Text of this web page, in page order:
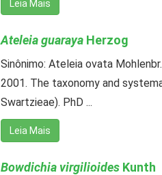
Leia Mais
Ateleia guaraya Herzog
Sinônimo: Ateleia ovata
2001. The taxonomy and
Swartzieae). PhD ...
Leia Mais
Bowdichia virgilioides Kunth